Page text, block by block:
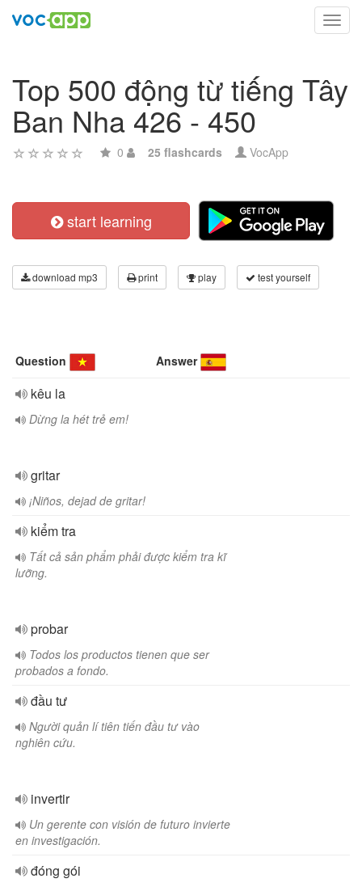
Top 500 động từ tiếng Tây
Ban Nha 426 - 450
0 25 flashcards VocApp
start learning
download mp3 print play test yourself
Question Answer
kêu la
Dừng la hét trẻ em!
gritar
¡Niños, dejad de gritar!
kiểm tra
Tất cả sản phẩm phải được kiểm tra kĩ
lưỡng.
probar
Todos los productos tienen que ser
probados a fondo.
đầu tư
Người quản lí tiên tiến đầu tư vào
nghiên cứu.
invertir
Un gerente con visión de futuro invierte
en investigación.
đóng gói